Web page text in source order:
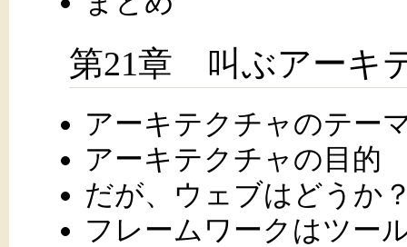
第21章 叫ぶアーキ
アーキテクチャのテー
アーキテクチャの目的
だが、ウェブはどうか
フレームワークはツー